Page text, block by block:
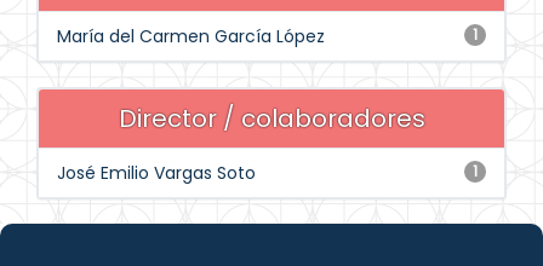
1
María del Carmen García López
Director / colaboradores
1
José Emilio Vargas Soto